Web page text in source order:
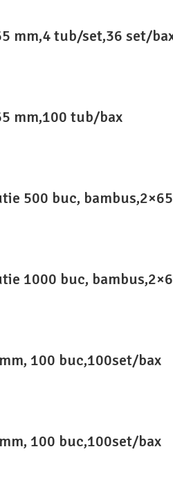
mm,4 tub/set,36 set/
mm,100 tub/bax
500 buc,
1000 buc,
100 buc,100set/bax
100 buc,100set/bax